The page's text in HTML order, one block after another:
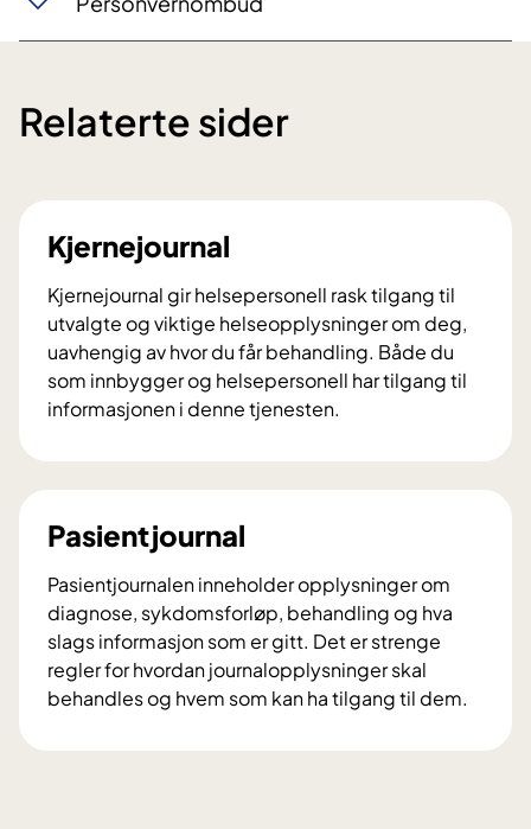
Relaterte sider
Kjernejournal
Kjernejournal gir helsepersonell rask tilgang til
utvalgte og viktige helseopplysninger om deg,
uavhengig av hvor du får behandling. Både du
som innbygger og helsepersonell har tilgang til
informasjonen i denne tjenesten.
j
e
r
n
e
j
o
u
r
a
Pasientjournal
​Pasientjournalen inneholder opplysninger om
diagnose, sykdomsforløp, behandling og hva
slags informasjon som er gitt. Det er strenge
regler for hvordan journalopplysninger skal
behandles og hvem som kan ha tilgang til dem.
a